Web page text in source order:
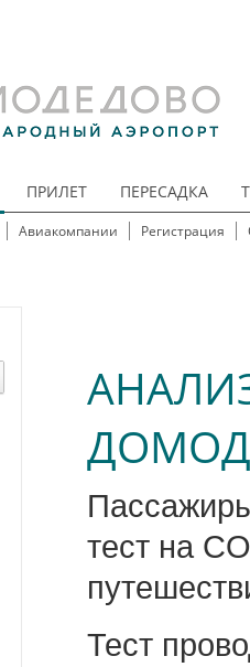
ПРИЛЕТ ПЕРЕСАДКА
Авиакомпании Регистрация
тест на
Тест